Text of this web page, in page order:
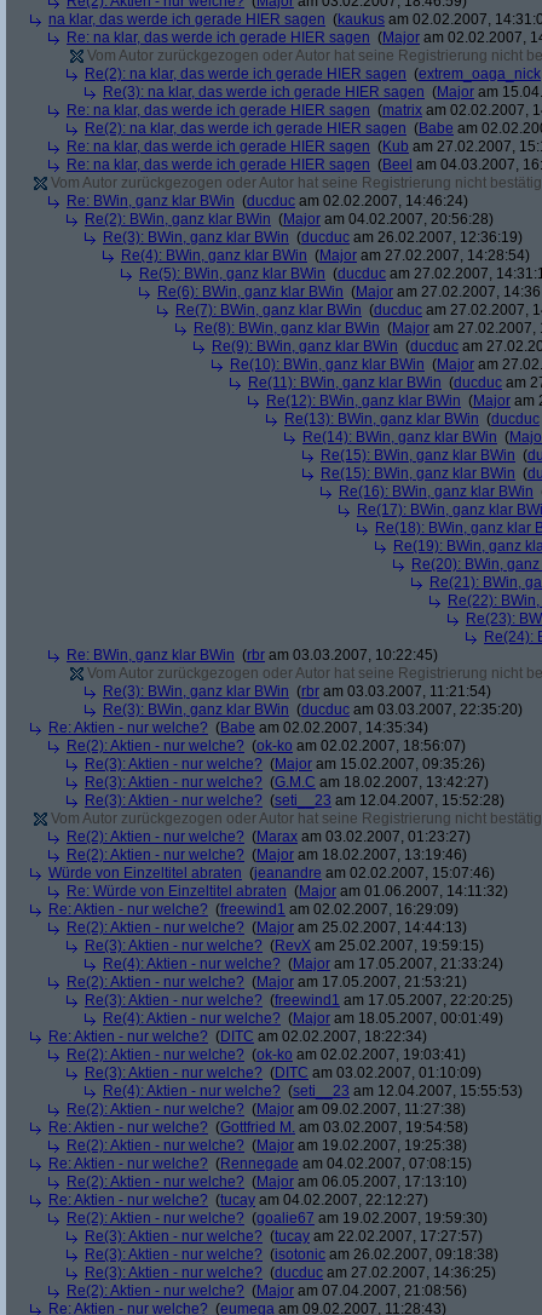
na klar, das werde ich gerade HIER sagen (kaukus am 02.02.2007,
Re: na klar, das werde ich gerade HIER sagen (Major am 02.02.2007,
Vom Autor zurückgezogen oder Autor hat seine Registrierung nicht
Re(2): na klar, das werde ich gerade HIER sagen (extrem_oaga_nick
Re(3): na klar, das werde ich gerade HIER sagen (Major am
Re: na klar, das werde ich gerade HIER sagen (matrix am 02.02.2007,
Re(2): na klar, das werde ich gerade HIER sagen (Babe am
Re: na klar, das werde ich gerade HIER sagen (Kub am 27.02.2007,
Re: na klar, das werde ich gerade HIER sagen (Beel am 04.03.2007,
Vom Autor zurückgezogen oder Autor hat seine Registrierung nicht
Re: BWin, ganz klar BWin (ducduc am 02.02.2007, 14:46:24)
Re(2): BWin, ganz klar BWin (Major am 04.02.2007, 20:56:28)
Re(3): BWin, ganz klar BWin (ducduc am 26.02.2007, 12:36:19)
Re(4): BWin, ganz klar BWin (Major am 27.02.2007, 14:28:54)
Re(5): BWin, ganz klar BWin (ducduc am 27.02.2007,
Re(6): BWin, ganz klar BWin (Major am 27.02.2007,
Re(7): BWin, ganz klar BWin (ducduc am 27.02.2007,
Re(8): BWin, ganz klar BWin (Major am 27.02.2007,
Re(9): BWin, ganz klar BWin (ducduc am
Re(10): BWin, ganz klar BWin (Major am
Re(11): BWin, ganz klar BWin (ducduc am
Re(12): BWin, ganz klar BWin (Major am
Re(13): BWin, ganz klar BWin (ducduc
Re(14): BWin, ganz klar BWin (
Re(15): BWin, ganz klar BWin (
Re(15): BWin, ganz klar BWin (
Re(16): BWin, ganz klar BWin
Re(17): BWin, ganz klar
Re(18): BWin, ganz klar
Re(19): BWin, ganz
Re(20): BWin,
Re(21): BWin,
Re(22):
Re(23):
Re(24):
Re: BWin, ganz klar BWin (rbr am 03.03.2007, 10:22:45)
Vom Autor zurückgezogen oder Autor hat seine Registrierung nicht
Re(3): BWin, ganz klar BWin (rbr am 03.03.2007, 11:21:54)
Re(3): BWin, ganz klar BWin (ducduc am 03.03.2007, 22:35:20)
Re: Aktien - nur welche? (Babe am 02.02.2007, 14:35:34)
Re(2): Aktien - nur welche? (ok-ko am 02.02.2007, 18:56:07)
Re(3): Aktien - nur welche? (Major am 15.02.2007, 09:35:26)
Re(3): Aktien - nur welche? (G.M.C am 18.02.2007, 13:42:27)
Re(3): Aktien - nur welche? (seti__23 am 12.04.2007, 15:52:28)
Vom Autor zurückgezogen oder Autor hat seine Registrierung nicht
Re(2): Aktien - nur welche? (Marax am 03.02.2007, 01:23:27)
Re(2): Aktien - nur welche? (Major am 18.02.2007, 13:19:46)
Würde von Einzeltitel abraten (jeanandre am 02.02.2007, 15:07:46)
Re: Würde von Einzeltitel abraten (Major am 01.06.2007, 14:11:32)
Re: Aktien - nur welche? (freewind1 am 02.02.2007, 16:29:09)
Re(2): Aktien - nur welche? (Major am 25.02.2007, 14:44:13)
Re(3): Aktien - nur welche? (RevX am 25.02.2007, 19:59:15)
Re(4): Aktien - nur welche? (Major am 17.05.2007, 21:33:24)
Re(2): Aktien - nur welche? (Major am 17.05.2007, 21:53:21)
Re(3): Aktien - nur welche? (freewind1 am 17.05.2007, 22:20:25)
Re(4): Aktien - nur welche? (Major am 18.05.2007, 00:01:49)
Re: Aktien - nur welche? (DITC am 02.02.2007, 18:22:34)
Re(2): Aktien - nur welche? (ok-ko am 02.02.2007, 19:03:41)
Re(3): Aktien - nur welche? (DITC am 03.02.2007, 01:10:09)
Re(4): Aktien - nur welche? (seti__23 am 12.04.2007, 15:55:53)
Re(2): Aktien - nur welche? (Major am 09.02.2007, 11:27:38)
Re: Aktien - nur welche? (Gottfried M. am 03.02.2007, 19:54:58)
Re(2): Aktien - nur welche? (Major am 19.02.2007, 19:25:38)
Re: Aktien - nur welche? (Rennegade am 04.02.2007, 07:08:15)
Re(2): Aktien - nur welche? (Major am 06.05.2007, 17:13:10)
Re: Aktien - nur welche? (tucay am 04.02.2007, 22:12:27)
Re(2): Aktien - nur welche? (goalie67 am 19.02.2007, 19:59:30)
Re(3): Aktien - nur welche? (tucay am 22.02.2007, 17:27:57)
Re(3): Aktien - nur welche? (isotonic am 26.02.2007, 09:18:38)
Re(3): Aktien - nur welche? (ducduc am 27.02.2007, 14:36:25)
Re(2): Aktien - nur welche? (Major am 07.04.2007, 21:08:56)
Re: Aktien - nur welche? (eumega am 09.02.2007, 11:28:43)